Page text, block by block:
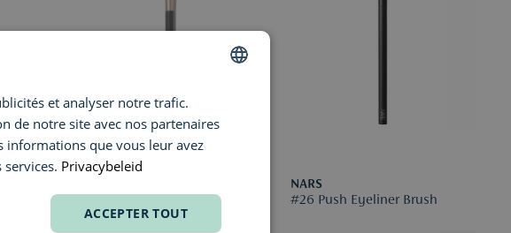
NARS
#26 Push Eyeliner Brush
ENGLISH
et analyser notre trafic.
de notre site avec nos partenaires
informations que vous leur avez
Privacybeleid
ACCEPTER TOUT